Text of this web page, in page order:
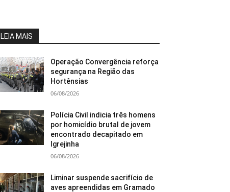
LEIA MAIS
Operação Convergência reforça
segurança na Região das
Hortênsias
06/08/2026
Polícia Civil indicia três homens
por homicídio brutal de jovem
encontrado decapitado em
Igrejinha
06/08/2026
Liminar suspende sacrifício de
aves apreendidas em Gramado